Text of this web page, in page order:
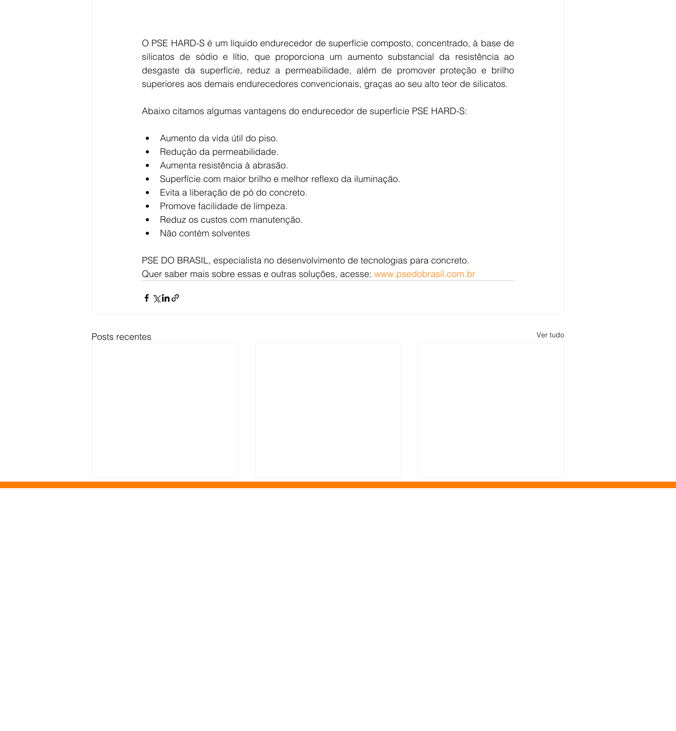
O PSE HARD-S é um líquido endurecedor de superfície composto, concentrado, à base de
silicatos de sódio e lítio, que proporciona um aumento substancial da resistência ao
desgaste da superfície, reduz a permeabilidade, além de promover proteção e brilho
superiores aos demais endurecedores convencionais, graças ao seu alto teor de silicatos.
Abaixo citamos algumas vantagens do endurecedor de superfície PSE HARD-S:
Aumento da vida útil do piso.
Redução da permeabilidade.
Aumenta resistência à abrasão.
Superfície com maior brilho e melhor reflexo da iluminação.
Evita a liberação de pó do concreto.
Promove facilidade de limpeza.
Reduz os custos com manutenção.
Não contém solventes
PSE DO BRASIL, especialista no desenvolvimento de tecnologias para concreto.
Quer saber mais sobre essas e outras soluções, acesse: www.psedobrasil.com.br
Posts recentes Ver tudo